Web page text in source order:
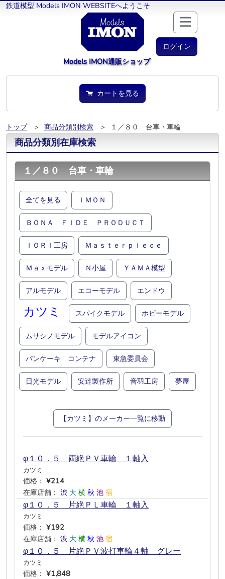
鉄道模型 Models IMON WEBSITEへようこそ
ログイン
Models IMON通販ショップ
カートを見る
トップ ＞ 商品分類別検索 ＞ １／８０ 台車・車輪
商品分類別在庫検索
１／８０ 台車・車輪
全てを見る ＩＭＯＮ
ＢＯＮＡ ＦＩＤＥ ＰＲＯＤＵＣＴ
ＩＯＲＩ工房 Ｍａｓｔｅｒｐｉｅｃｅ
Ｍａｘモデル Ｎ小屋 ＹＡＭＡ模型
アルモデル エコーモデル エンドウ
カツミ スパイクモデル ホビーモデル
ムサシノモデル モデルアイコン
パンケーキ コンテナ 東急委員会
日光モデル 安達製作所 音羽工房 夢屋
【カツミ】のメーカー一覧に移動
φ１０．５ 両絶ＰＶ車輪 １軸入
カツミ
価格： ¥214
在庫店舗： 渋 大 横 秋 池 宿
φ１０．５ 片絶ＰＬ車輪 １軸入
カツミ
価格： ¥192
在庫店舗： 渋 大 横 秋 池 宿
φ１０．５ 片絶ＰＶ波打車輪４軸 グレー
カツミ
価格： ¥1,848